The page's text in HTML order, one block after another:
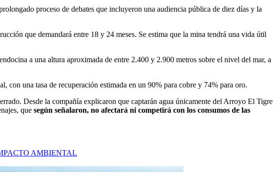
proceso de debates que incluyeron una audiencia pública de diez días y la
que demandará entre 18 y 24 meses. Se estima que la mina tendrá una vida útil
a una altura aproximada de entre 2.400 y 2.900 metros sobre el nivel del mar, a
una tasa de recuperación estimada en un 90% para cobre y 74% para oro.
Desde la compañía explicaron que captarán agua únicamente del Arroyo El Tigre
que según señalaron, no afectará ni competirá con los consumos de las
AMBIENTAL